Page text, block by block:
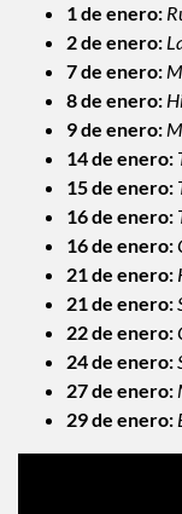
1 de enero:
2 de enero:
7 de enero:
8 de enero:
9 de enero:
14 de enero:
15 de enero:
16 de enero:
16 de enero:
21 de enero:
21 de enero:
22 de enero:
24 de enero:
27 de enero:
29 de enero: